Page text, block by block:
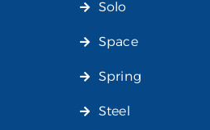
Solo
Space
Spring
Steel